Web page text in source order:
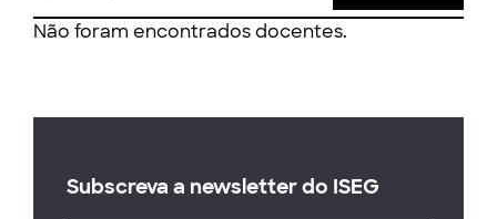
Não foram encontrados docentes.
Subscreva a newsletter do ISEG